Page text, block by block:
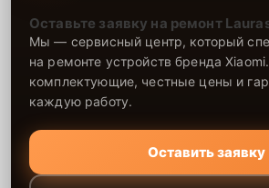
Оставьте заявку на ремонт
Мы — сервисный центр, который
на ремонте устройств бренда
комплектующие, честные цены и
каждую работу.
Оставить заявку